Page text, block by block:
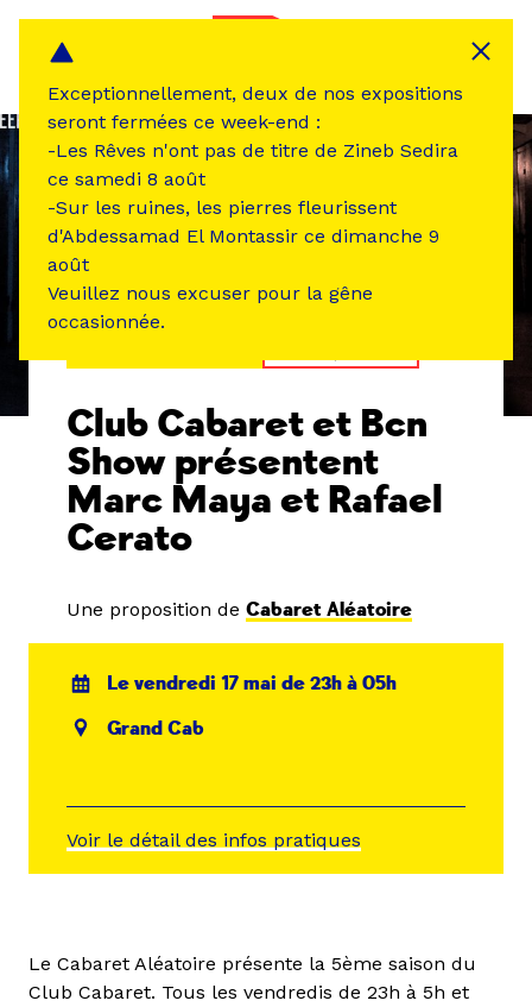
Club Cabaret et Bcn
Show présentent
Marc Maya et Rafael
Cerato
Une proposition de Cabaret Aléatoire
Le vendredi 17 mai de 23h à 05h
Grand Cab
Voir le détail des infos pratiques
Le Cabaret Aléatoire présente la 5ème saison du
Club Cabaret. Tous les vendredis de 23h à 5h et
Exceptionnellement, deux de nos expositions
seront fermées ce week-end :
-Les Rêves n'ont pas de titre de Zineb Sedira
ce samedi 8 août
-Sur les ruines, les pierres fleurissent
d'Abdessamad El Montassir ce dimanche 9
août
Veuillez nous excuser pour la gêne
occasionnée.
Panneau de gestion des cookies